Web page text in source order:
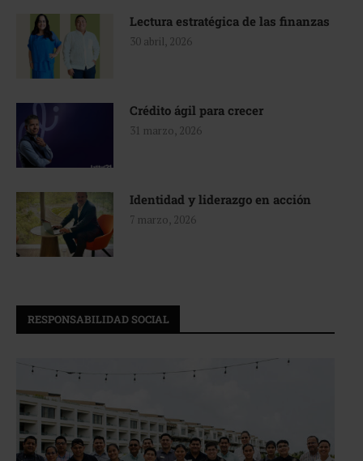
Lectura estratégica de las finanzas
30 abril, 2026
Crédito ágil para crecer
31 marzo, 2026
Identidad y liderazgo en acción
7 marzo, 2026
RESPONSABILIDAD SOCIAL